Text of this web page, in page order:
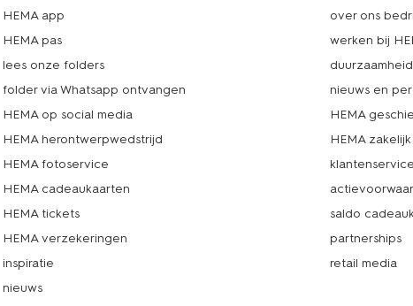
HEMA app
HEMA pas
lees onze folders
folder via Whatsapp ontvangen
HEMA op social media
HEMA herontwerpwedstrijd
HEMA fotoservice
HEMA cadeaukaarten
HEMA tickets
HEMA verzekeringen
inspiratie
nieuws
over ons
werken bij
duurzaamheid
nieuws en
HEMA
HEMA zakelijk
klantenservice
saldo
partnerships
retail media